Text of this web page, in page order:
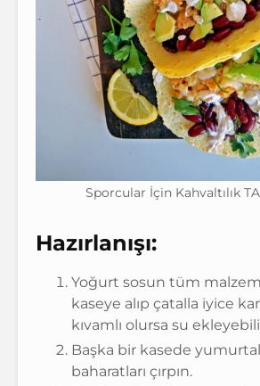
Sporcular İçin Kahvaltılık
Hazırlanışı:
Yoğurt sosun tüm
kaseye alıp çatalla iyice
kıvamlı olursa su
Başka bir kasede
baharatları çırpın.